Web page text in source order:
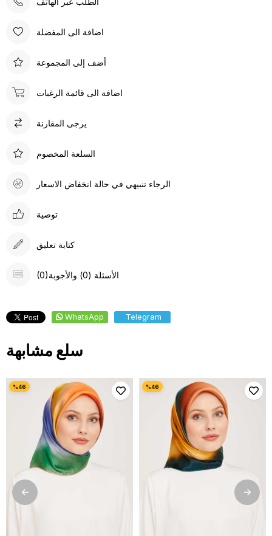
اضافة الى المفضلة
أضف إلى المجموعة
اضافة الى قائمة الرغبات
يرجى المقارنة
السلعة المخصوم
الرجاء تنبيهي في حالة انخفاض الاسعار
توصية
كتابة تعليق
(0)الأسئلة (0) والأجوبة
WhatsApp Telegram
سلع مشابهة